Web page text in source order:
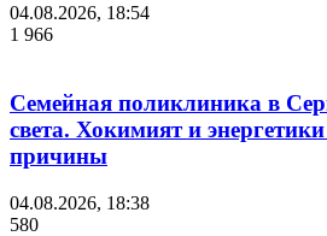
04.08.2026, 18:54
1 966
Семейная поликлиника в
света. Хокимият и
причины
04.08.2026, 18:38
580